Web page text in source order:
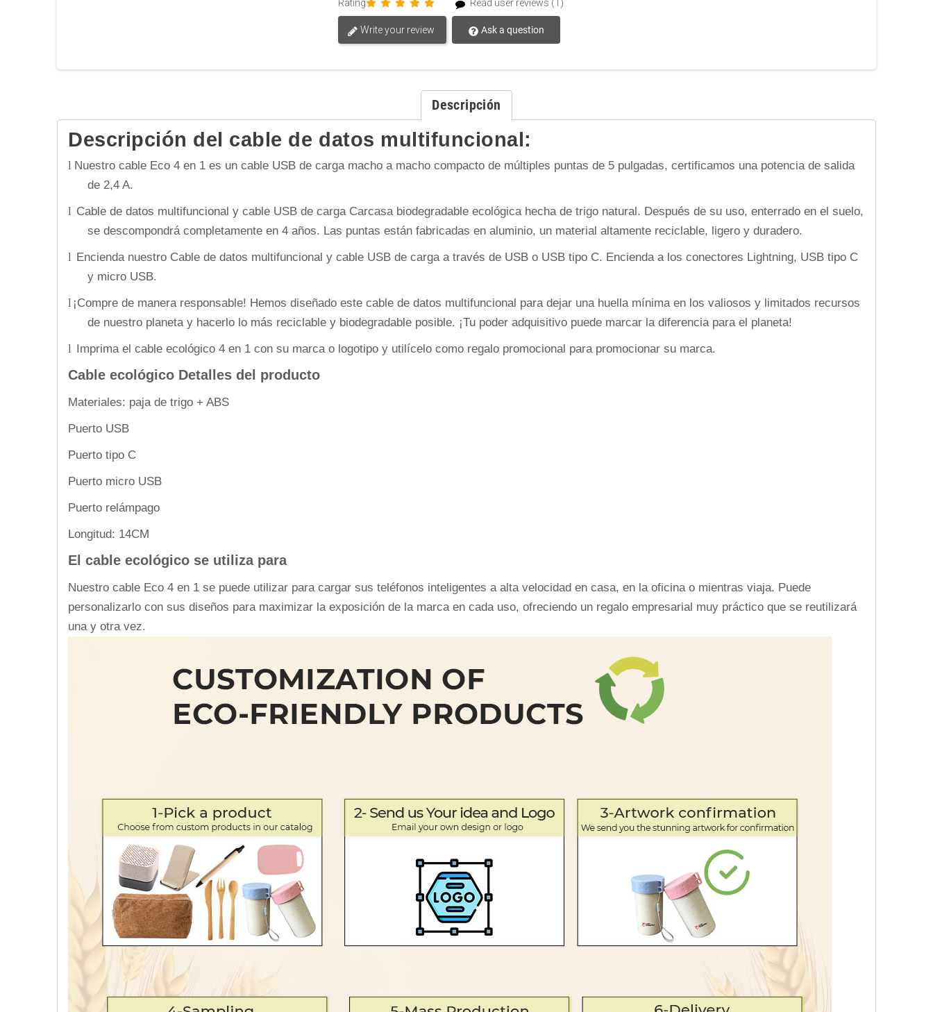
Rating Read user reviews (1)
Write your review Ask a question
Descripción
Descripción del cable de datos multifuncional:
l Nuestro cable Eco 4 en 1 es un cable USB de carga macho a macho compacto de múltiples puntas de 5 pulgadas, certificamos una potencia de salida
de 2,4 A.
l Cable de datos multifuncional y cable USB de carga Carcasa biodegradable ecológica hecha de trigo natural. Después de su uso, enterrado en el suelo,
se descompondrá completamente en 4 años. Las puntas están fabricadas en aluminio, un material altamente reciclable, ligero y duradero.
l Encienda nuestro Cable de datos multifuncional y cable USB de carga a través de USB o USB tipo C. Encienda a los conectores Lightning, USB tipo C
y micro USB.
l ¡Compre de manera responsable! Hemos diseñado este cable de datos multifuncional para dejar una huella mínima en los valiosos y limitados recursos
de nuestro planeta y hacerlo lo más reciclable y biodegradable posible. ¡Tu poder adquisitivo puede marcar la diferencia para el planeta!
l Imprima el cable ecológico 4 en 1 con su marca o logotipo y utilícelo como regalo promocional para promocionar su marca.
Cable ecológico Detalles del producto
Materiales: paja de trigo + ABS
Puerto USB
Puerto tipo C
Puerto micro USB
Puerto relámpago
Longitud: 14CM
El cable ecológico se utiliza para
Nuestro cable Eco 4 en 1 se puede utilizar para cargar sus teléfonos inteligentes a alta velocidad en casa, en la oficina o mientras viaja. Puede
personalizarlo con sus diseños para maximizar la exposición de la marca en cada uso, ofreciendo un regalo empresarial muy práctico que se reutilizará
una y otra vez.